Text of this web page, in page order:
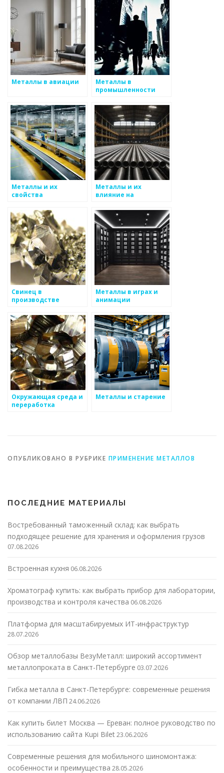
Металлы в авиации
Металлы в
промышленности
Металлы и их
свойства
Металлы и их
влияние на
Свинец в
производстве
промышленности
Металлы в играх и
анимации
Окружающая среда и
переработка
Металлы и старение
ОПУБЛИКОВАНО В РУБРИКЕ ПРИМЕНЕНИЕ МЕТАЛЛОВ
ПОСЛЕДНИЕ МАТЕРИАЛЫ
Востребованный таможенный склад: как выбрать
подходящее решение для хранения и оформления грузов
07.08.2026
Встроенная кухня 06.08.2026
Хроматограф купить: как выбрать прибор для лаборатории,
производства и контроля качества 06.08.2026
Платформа для масштабируемых ИТ-инфраструктур
28.07.2026
Обзор металлобазы ВезуМеталл: широкий ассортимент
металлопроката в Санкт-Петербурге 03.07.2026
Гибка металла в Санкт-Петербурге: современные решения
от компании ЛВП 24.06.2026
Как купить билет Москва — Ереван: полное руководство по
использованию сайта Kupi Bilet23.06.2026
Современные решения для мобильного шиномонтажа:
особенности и преимущества 28.05.2026